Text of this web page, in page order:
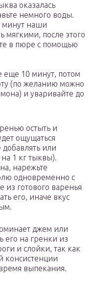
оказалась
немного воды.
минут наши
мягкими, после этого
в пюре с помощью
еще 10 минут, потом
(по желанию можно
и уваривайте до
остыть и
ощущаться
или
1 кг тыквы).
нарежьте
одновременно с
из готового варенья
его, иначе вкус
джем или
на гренки из
и слойки, так как
консистенции
выпекания.